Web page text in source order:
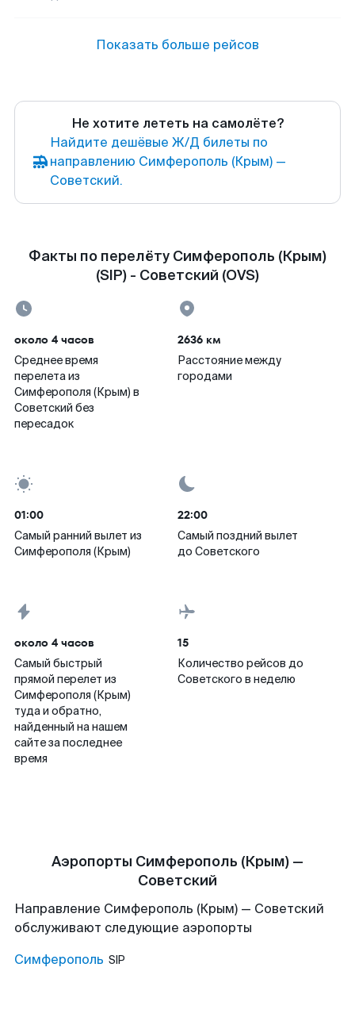
Показать больше рейсов
Не хотите лететь на самолёте?
Найдите дешёвые Ж/Д билеты по
направлению Симферополь (Крым) —
Советский.
Факты по перелёту Симферополь (Крым)
(SIP) - Советский (OVS)
около 4 часов
Среднее время
перелета из
Симферополя (Крым) в
Советский без
пересадок
2636 км
Расстояние между
городами
01:00
Самый ранний вылет из
Симферополя (Крым)
22:00
Самый поздний вылет
до Советского
около 4 часов
Самый быстрый
прямой перелет из
Симферополя (Крым)
туда и обратно,
найденный на нашем
сайте за последнее
время
15
Количество рейсов до
Советского в неделю
Аэропорты Симферополь (Крым) —
Советский
Направление Симферополь (Крым) — Советский
обслуживают следующие аэропорты
Симферополь SIP